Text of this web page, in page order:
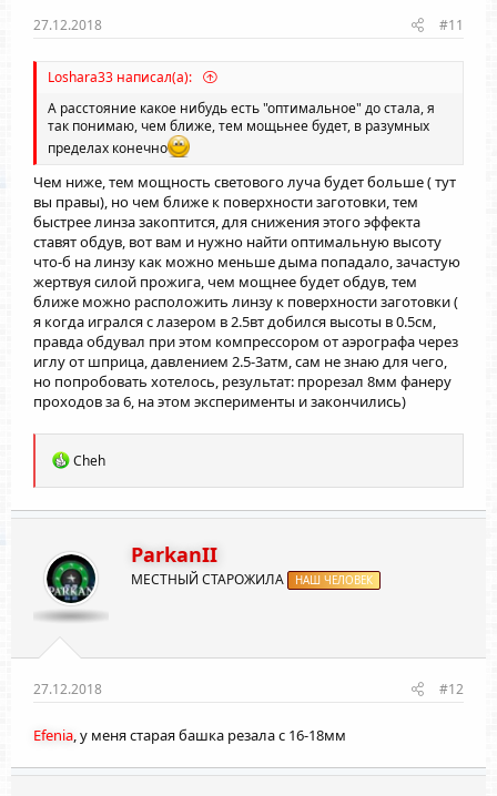
27.12.2018 #11
Loshara33 написал(а):
А расстояние какое нибудь есть "оптимальное" до стала, я
так понимаю, чем ближе, тем мощьнее будет, в разумных
пределах конечно
Чем ниже, тем мощность светового луча будет больше ( тут
вы правы), но чем ближе к поверхности заготовки, тем
быстрее линза закоптится, для снижения этого эффекта
ставят обдув, вот вам и нужно найти оптимальную высоту
что-б на линзу как можно меньше дыма попадало, зачастую
жертвуя силой прожига, чем мощнее будет обдув, тем
ближе можно расположить линзу к поверхности заготовки (
я когда игрался с лазером в 2.5вт добился высоты в 0.5см,
правда обдувал при этом компрессором от аэрографа через
иглу от шприца, давлением 2.5-3атм, сам не знаю для чего,
но попробовать хотелось, результат: прорезал 8мм фанеру
проходов за 6, на этом эксперименты и закончились)
Р
а
к
и
и
:
Cheh
ParkanII
МЕСТНЫЙ СТАРОЖИЛА НАШ ЧЕЛОВЕК
27.12.2018 #12
Efenia , у меня старая башка резала с 16-18мм